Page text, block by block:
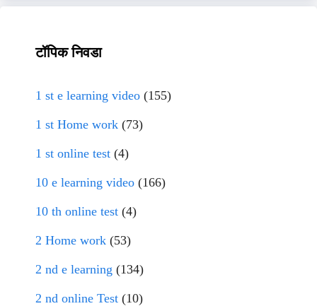
टॉपिक निवडा
1 st e learning video (155)
1 st Home work (73)
1 st online test (4)
10 e learning video (166)
10 th online test (4)
2 Home work (53)
2 nd e learning (134)
2 nd online Test (10)